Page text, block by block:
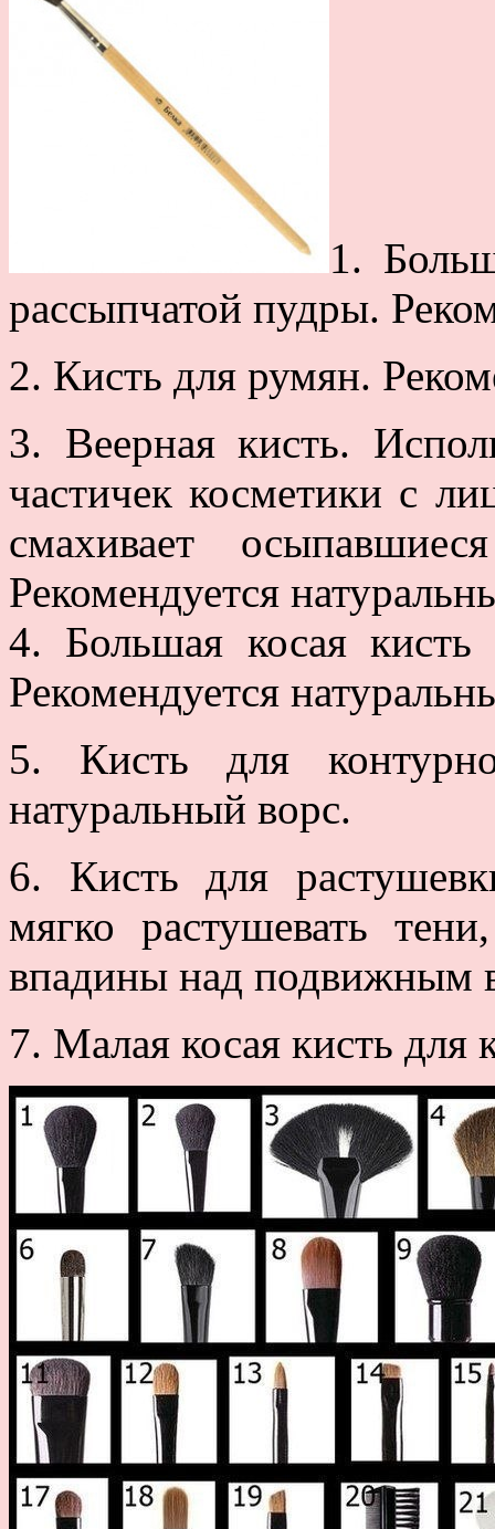
1.
рассыпчатой пудры.
2. Кисть для румян.
3. Веерная кисть.
частичек косметики с
смахивает
Рекомендуется
4. Большая косая
Рекомендуется
5. Кисть для
натуральный ворс.
6. Кисть для
мягко растушевать
впадины над подвижным
7. Малая косая кисть для